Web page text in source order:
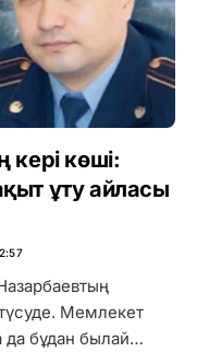
кері көші:
ұту айласы
түсуде. Мемлекет
да бұдан былай…